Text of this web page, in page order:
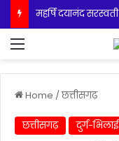
Home /छत्तीसगढ़
छत्तीसगढ़ दुर्ग-भिलाई